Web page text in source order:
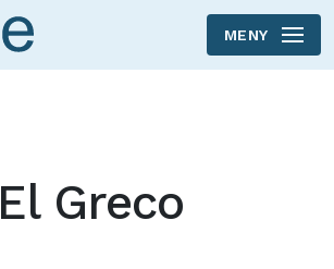
Skip to main content
MENY
El Greco